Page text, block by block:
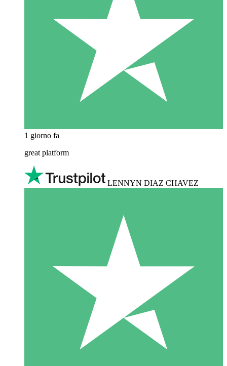
1 giorno fa
great platform
LENNYN DIAZ CHAVEZ